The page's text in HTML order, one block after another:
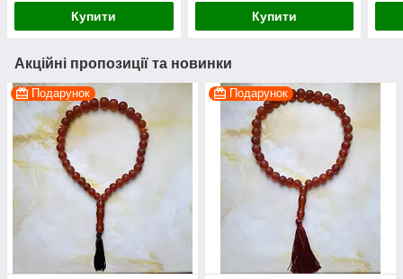
Купити Купити
Акційні пропозиції та новинки
Подарунок Подарунок